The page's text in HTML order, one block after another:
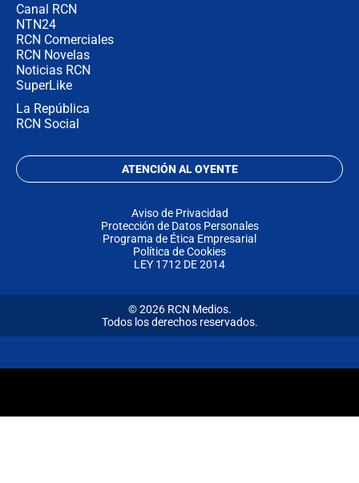
Canal RCN
NTN24
RCN Comerciales
RCN Novelas
Noticias RCN
SuperLike
La República
RCN Social
ATENCIÓN AL OYENTE
Aviso de Privacidad
Protección de Datos Personales
Programa de Ética Empresarial
Política de Cookies
LEY 1712 DE 2014
© 2026 RCN Medios.
Todos los derechos reservados.